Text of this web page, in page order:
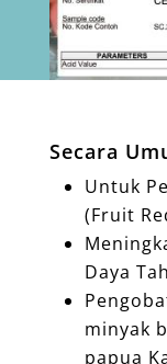
Secara
Untuk
(Fruit
Daya
minyak
papua